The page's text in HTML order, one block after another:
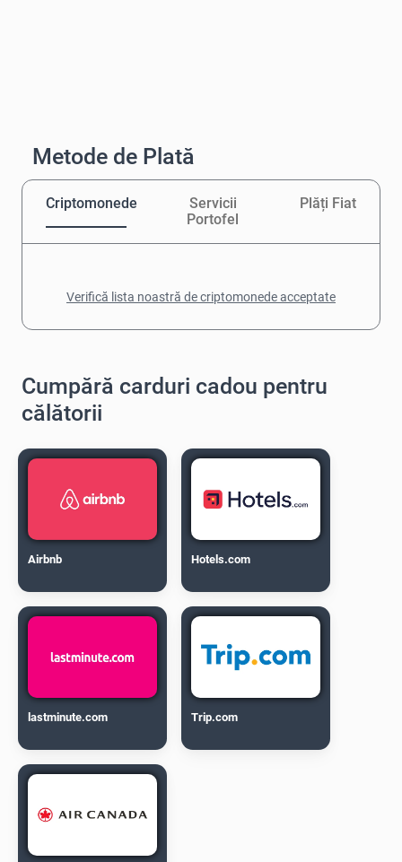
Metode de Plată
Criptomonede
Servicii
Portofel
Plăți Fiat
Verifică lista noastră de criptomonede acceptate
Cumpără carduri cadou pentru
călătorii
Airbnb Hotels.com
lastminute.com Trip.com